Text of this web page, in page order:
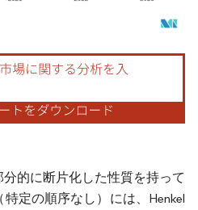
はCC BY 4.0の表示が必要です。
的に断片化した性質を持って
定の順序なし）には、Henkel